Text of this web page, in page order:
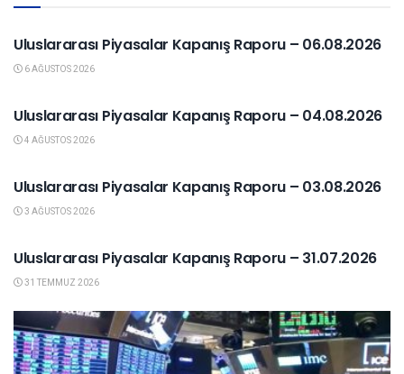
YURTDIŞI PIYASALAR
Uluslararası Piyasalar Kapanış Raporu – 06.08.2026
6 AĞUSTOS 2026
Uluslararası Piyasalar Kapanış Raporu – 04.08.2026
4 AĞUSTOS 2026
Uluslararası Piyasalar Kapanış Raporu – 03.08.2026
3 AĞUSTOS 2026
Uluslararası Piyasalar Kapanış Raporu – 31.07.2026
31 TEMMUZ 2026